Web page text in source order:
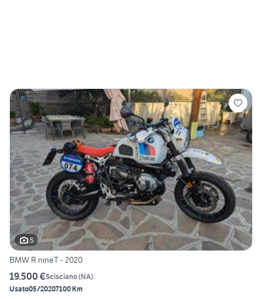
5
BMW R nineT - 2020
19.500 €Scisciano(NA)
Usato05/20207100 Km